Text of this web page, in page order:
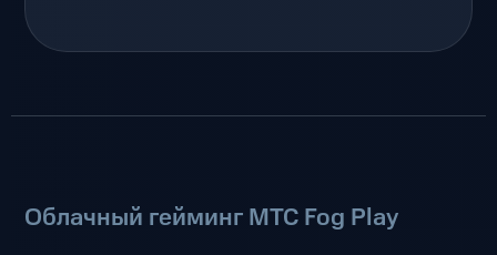
Облачный гейминг МТС Fog Play